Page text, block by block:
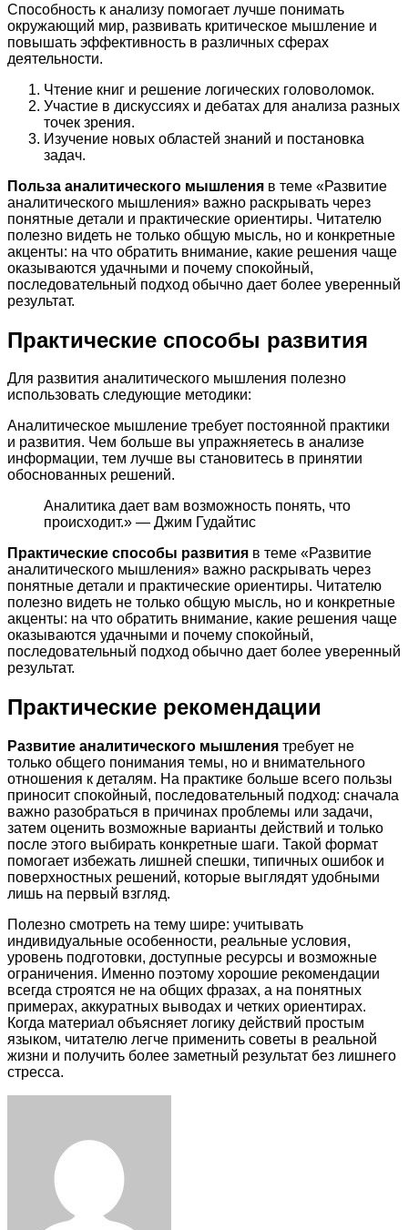
Способность к анализу помогает лучше понимать
окружающий мир, развивать критическое мышление и
повышать эффективность в различных сферах
деятельности.
Чтение книг и решение логических головоломок.
Участие в дискуссиях и дебатах для анализа разных
точек зрения.
Изучение новых областей знаний и постановка
задач.
Польза аналитического мышления в теме «Развитие
аналитического мышления» важно раскрывать через
понятные детали и практические ориентиры. Читателю
полезно видеть не только общую мысль, но и конкретные
акценты: на что обратить внимание, какие решения чаще
оказываются удачными и почему спокойный,
последовательный подход обычно дает более уверенный
результат.
Практические способы развития
Для развития аналитического мышления полезно
использовать следующие методики:
Аналитическое мышление требует постоянной практики
и развития. Чем больше вы упражняетесь в анализе
информации, тем лучше вы становитесь в принятии
обоснованных решений.
Аналитика дает вам возможность понять, что
происходит.» — Джим Гудайтис
Практические способы развития в теме «Развитие
аналитического мышления» важно раскрывать через
понятные детали и практические ориентиры. Читателю
полезно видеть не только общую мысль, но и конкретные
акценты: на что обратить внимание, какие решения чаще
оказываются удачными и почему спокойный,
последовательный подход обычно дает более уверенный
результат.
Практические рекомендации
Развитие аналитического мышления требует не
только общего понимания темы, но и внимательного
отношения к деталям. На практике больше всего пользы
приносит спокойный, последовательный подход: сначала
важно разобраться в причинах проблемы или задачи,
затем оценить возможные варианты действий и только
после этого выбирать конкретные шаги. Такой формат
помогает избежать лишней спешки, типичных ошибок и
поверхностных решений, которые выглядят удобными
лишь на первый взгляд.
Полезно смотреть на тему шире: учитывать
индивидуальные особенности, реальные условия,
уровень подготовки, доступные ресурсы и возможные
ограничения. Именно поэтому хорошие рекомендации
всегда строятся не на общих фразах, а на понятных
примерах, аккуратных выводах и четких ориентирах.
Когда материал объясняет логику действий простым
языком, читателю легче применить советы в реальной
жизни и получить более заметный результат без лишнего
стресса.